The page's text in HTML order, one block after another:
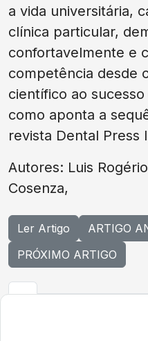
a vida universitária,
clínica particular,
confortavelmente e
competência desde
científico ao
como aponta a
revista Dental Press
Autores: Luis
Cosenza,
Ler Artigo
ARTIGO
PRÓXIMO ARTIGO